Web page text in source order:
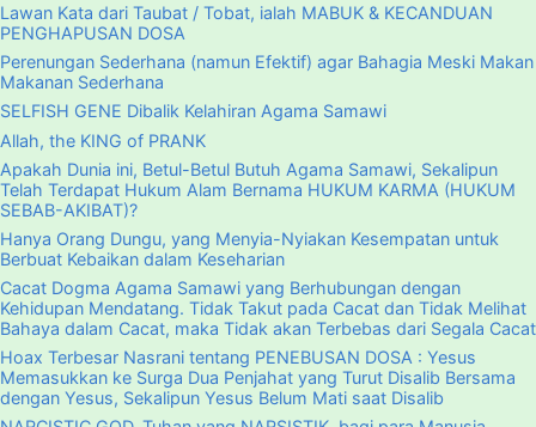
Lawan Kata dari Taubat / Tobat, ialah MABUK & KECANDUAN
PENGHAPUSAN DOSA
Perenungan Sederhana (namun Efektif) agar Bahagia Meski Makan
Makanan Sederhana
SELFISH GENE Dibalik Kelahiran Agama Samawi
Allah, the KING of PRANK
Apakah Dunia ini, Betul-Betul Butuh Agama Samawi, Sekalipun
Telah Terdapat Hukum Alam Bernama HUKUM KARMA (HUKUM
SEBAB-AKIBAT)?
Hanya Orang Dungu, yang Menyia-Nyiakan Kesempatan untuk
Berbuat Kebaikan dalam Keseharian
Cacat Dogma Agama Samawi yang Berhubungan dengan
Kehidupan Mendatang. Tidak Takut pada Cacat dan Tidak Melihat
Bahaya dalam Cacat, maka Tidak akan Terbebas dari Segala Cacat
Hoax Terbesar Nasrani tentang PENEBUSAN DOSA : Yesus
Memasukkan ke Surga Dua Penjahat yang Turut Disalib Bersama
dengan Yesus, Sekalipun Yesus Belum Mati saat Disalib